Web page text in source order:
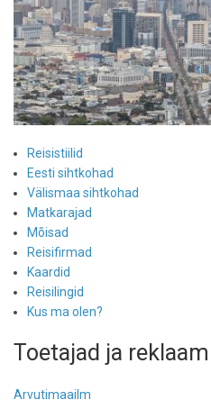
Reisistiilid
Eesti sihtkohad
Välismaa sihtkohad
Matkarajad
Mõisad
Reisifirmad
Kaardid
Reisilingid
Kus ma olen?
Toetajad ja reklaam
Arvutimaailm